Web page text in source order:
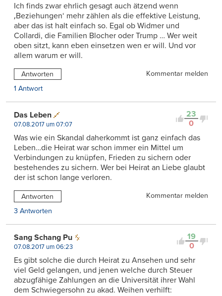
Ich finds zwar ehrlich gesagt auch ätzend wenn
‚Beziehungen‘ mehr zählen als die effektive Leistung,
aber das ist halt einfach so. Egal ob Widmer und
Collardi, die Familien Blocher oder Trump … Wer weit
oben sitzt, kann eben einsetzen wen er will. Und vor
allem warum er will.
Antworten
Kommentar melden
1 Antwort
23
0
Das Leben
07.08.2017 um 07:07
Was wie ein Skandal daherkommt ist ganz einfach das
Leben…die Heirat war schon immer ein Mittel um
Verbindungen zu knüpfen, Frieden zu sichern oder
bestehendes zu sichern. Wer bei Heirat an Liebe glaubt
der ist schon lange verloren.
Antworten
Kommentar melden
3 Antworten
19
0
Sang Schang Pu
07.08.2017 um 06:23
Es gibt solche die durch Heirat zu Ansehen und sehr
viel Geld gelangen, und jenen welche durch Steuer
abzugfähige Zahlungen an die Universität ihrer Wahl
dem Schwiegersohn zu akad. Weihen verhilft: